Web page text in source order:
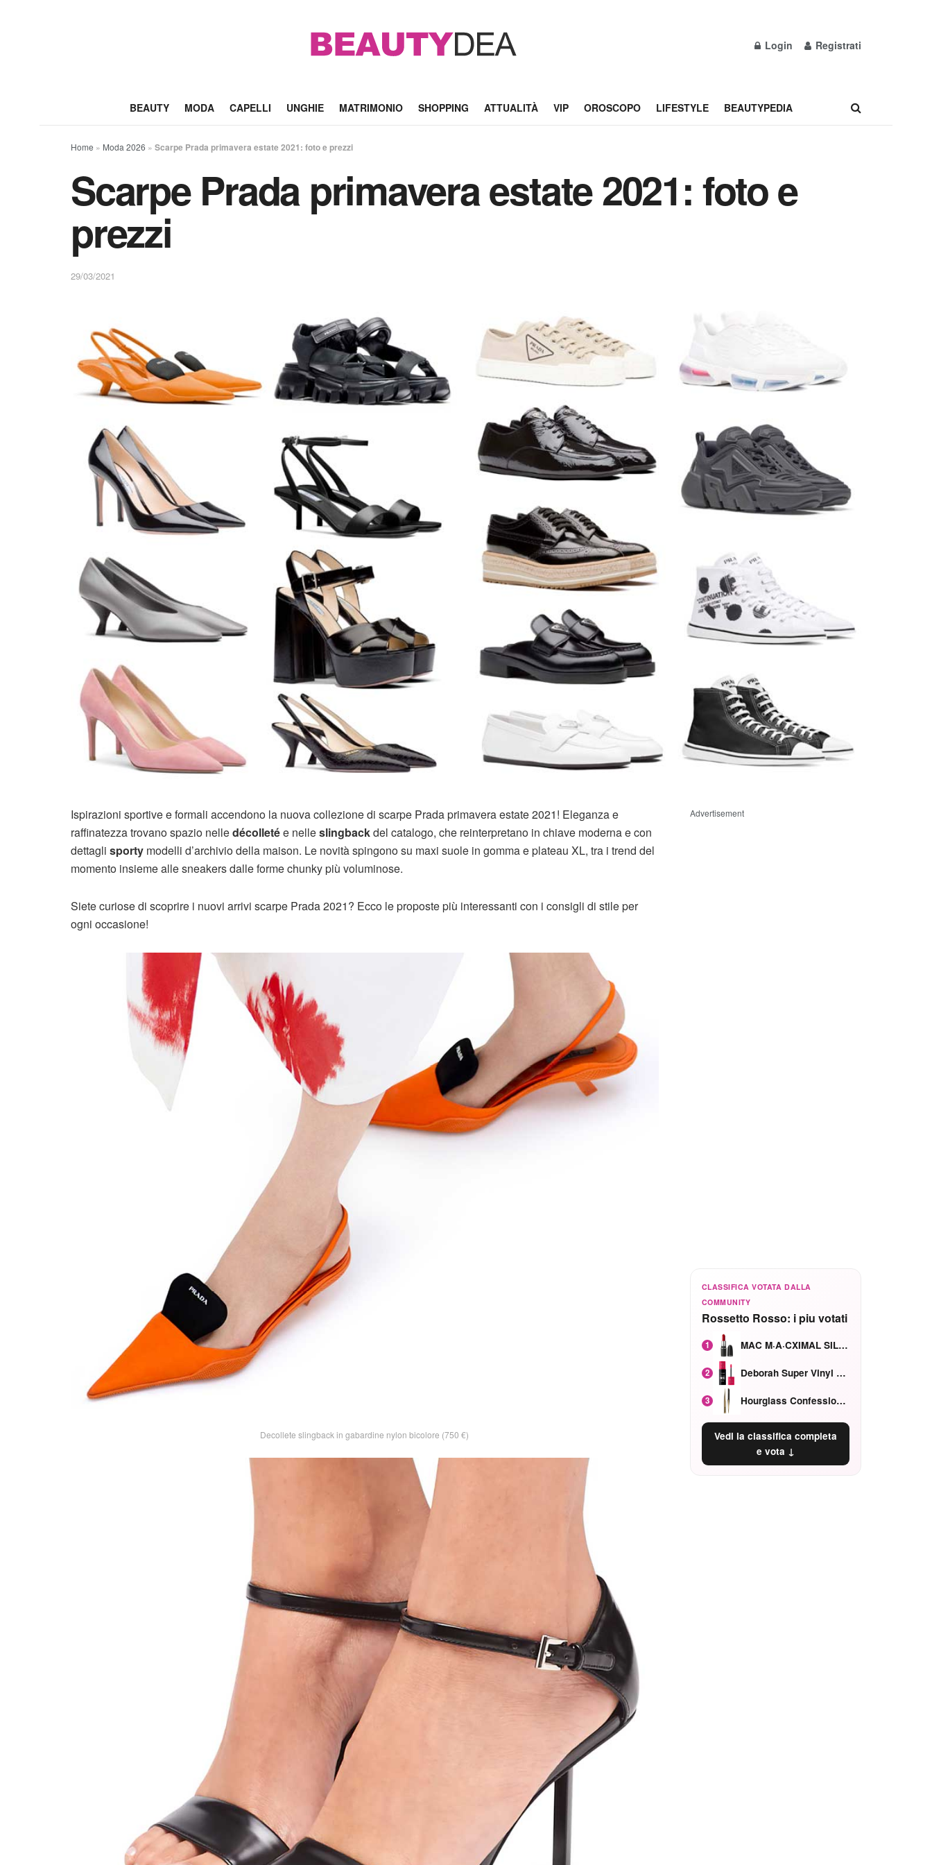
Login Registrati
BEAUTY MODA CAPELLI UNGHIE MATRIMONIO SHOPPING ATTUALITÀ VIP OROSCOPO LIFESTYLE BEAUTYPEDIA
Home » Moda 2026 » Scarpe Prada primavera estate 2021: foto e prezzi
Scarpe Prada primavera estate 2021: foto e
prezzi
29/03/2021
Ispirazioni sportive e formali accendono la nuova collezione di scarpe Prada primavera estate 2021! Eleganza e
raffinatezza trovano spazio nelledécolletée nelleslingbackdel catalogo, che reinterpretano in chiave moderna e con
dettagli sporty modelli d’archivio della maison. Le novità spingono su maxi suole in gomma e plateau XL, tra i trend del
momento insieme alle sneakers dalle forme chunky più voluminose.
Siete curiose di scoprire i nuovi arrivi scarpe Prada 2021? Ecco le proposte più interessanti con i consigli di stile per
ogni occasione!
Decollete slingback in gabardine nylon bicolore (750 €)
Advertisement
CLASSIFICA VOTATA DALLA
COMMUNITY
Rossetto Rosso: i piu votati
1 MAC M·A·CXIMAL SILKY MATTE Red Rock mat
2 Deborah Super Vinyl Shake Rosa Ciliegia
3 Hourglass Confession Ricaricabile Ultra Preciso Ad Alta Intensità Secretly Classic Red
Vedi la classifica completa
e vota ↓